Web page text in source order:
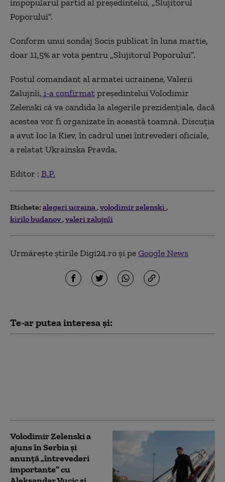
impopularul partid al președintelui, „Slujitorul
Poporului”.
Conform unui sondaj Socis publicat în luna martie,
doar 11,5% ar vota pentru „Slujitorul Poporului”.
Fostul comandant al armatei ucrainene, Valerii
Zalujnîi, i-a confirmatpreședintelui Volodimir
Zelenski că va candida la alegerile prezidențiale, dacă
acestea vor fi organizate în această toamnă. Discuția
a avut loc la Kiev, în cadrul unei întrevederi oficiale,
a relatat Ukrainska Pravda.
Editor : B.P.
Etichete: alegeri ucraina volodimir zelenski
kirilo budanov valeri zalujnîi
Urmărește știrile Digi24.ro și peGoogle News
Te-ar putea interesa și:
Volodimir Zelenski a
ajuns în Serbia și
anunță „întrevederi
importante” cu